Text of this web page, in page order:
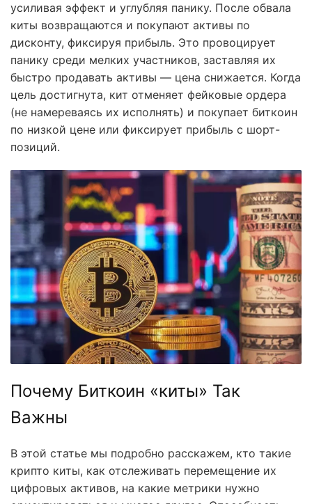
усиливая эффект и углубляя панику. После обвала
киты возвращаются и покупают активы по
дисконту, фиксируя прибыль. Это провоцирует
панику среди мелких участников, заставляя их
быстро продавать активы — цена снижается. Когда
цель достигнута, кит отменяет фейковые ордера
(не намереваясь их исполнять) и покупает биткоин
по низкой цене или фиксирует прибыль с шорт-
позиций.
Почему Биткоин «киты» Так
Важны
В этой статье мы подробно расскажем, кто такие
крипто киты, как отслеживать перемещение их
цифровых активов, на какие метрики нужно